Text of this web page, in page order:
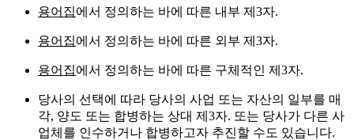
용어집에서 정의하는 바에 따른 내부 제3자.
용어집에서 정의하는 바에 따른 외부 제3자.
용어집에서 정의하는 바에 따른 구체적인 제3자.
당사의 선택에 따라 당사의 사업 또는 자산의 일부를 매
각, 양도 또는 합병하는 상대 제3자. 또는 당사가 다른 사
업체를 인수하거나 합병하고자 추진할 수도 있습니다.